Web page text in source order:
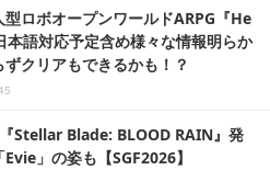
ロボオープンワールドARPG『He
語対応予定含め様々な情報明らか
クリアもできるかも！？
Stellar Blade: BLOOD RAIN』発
」の姿も【SGF2026】